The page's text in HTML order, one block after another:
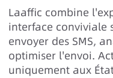
Laaffic combine
interface conviviale
envoyer des SMS,
optimiser l'envoi.
uniquement aux